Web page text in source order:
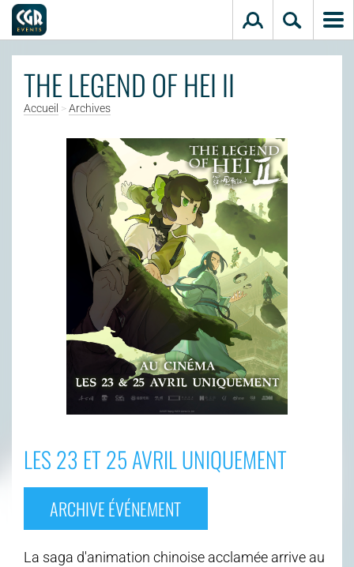
THE LEGEND OF HEI II
Accueil >Archives
LES 23 ET 25 AVRIL UNIQUEMENT
ARCHIVE ÉVÉNEMENT
La saga d'animation chinoise acclamée arrive au